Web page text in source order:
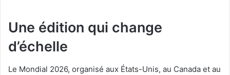
Une édition qui change
d’échelle
Le Mondial 2026, organisé aux États-Unis, au Canada et au